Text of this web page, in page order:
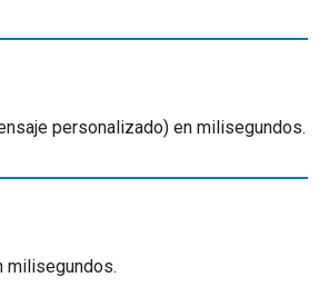
personalizado) en milisegundos.
milisegundos.